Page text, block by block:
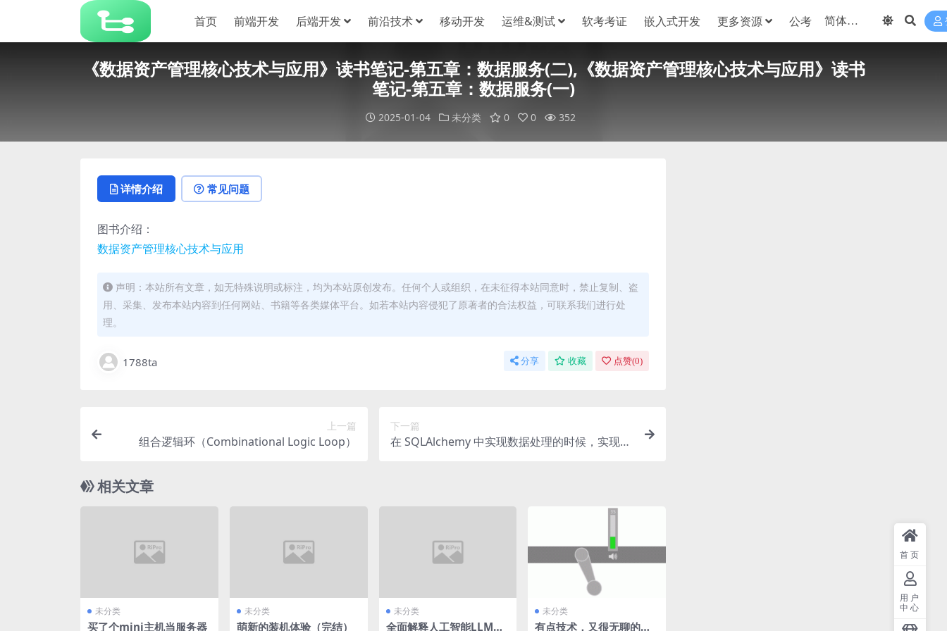
首页 前端开发 后端开发 前沿技术 移动开发 运维&测试 软考考证 嵌入式开发 更多资源 公考
《数据资产管理核心技术与应用》读书笔记-第五章：数据服务(二),《数据资产管理核心技术与应用》读书
笔记-第五章：数据服务(一)
2025-01-04 未分类 0 0 352
详情介绍 常见问题
图书介绍：
数据资产管理核心技术与应用
声明：本站所有文章，如无特殊说明或标注，均为本站原创发布。任何个人或组织，在未征得本站同意时，禁止复制、盗
用、采集、发布本站内容到任何网站、书籍等各类媒体平台。如若本站内容侵犯了原著者的合法权益，可联系我们进行处
理。
1788ta 分享 收藏 点赞(0)
上一篇
组合逻辑环（Combinational Logic Loop）
下一篇
在 SQLAlchemy 中实现数据处理的时候，实现表
相关文章
未分类
买了个mini主机当服务器
未分类
萌新的装机体验（完结）
未分类
全面解释人工智能LLM模
未分类
有点技术，又很无聊的程
首页
用户
中心